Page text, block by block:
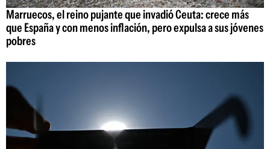
Marruecos, el reino pujante que invadió Ceuta: crece más
que España y con menos inflación, pero expulsa a sus jóvenes
pobres